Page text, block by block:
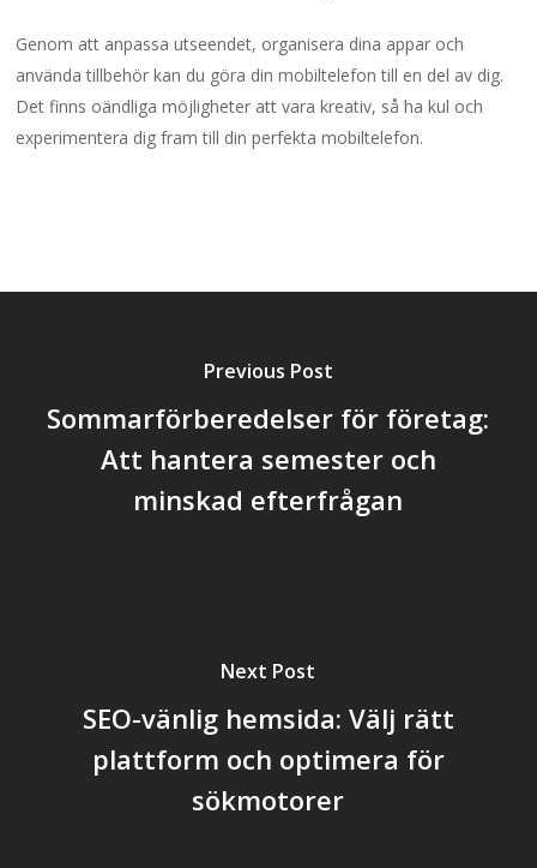
Genom att anpassa utseendet, organisera dina appar och
använda tillbehör kan du göra din mobiltelefon till en del av dig.
Det finns oändliga möjligheter att vara kreativ, så ha kul och
experimentera dig fram till din perfekta mobiltelefon.
Previous Post
Sommarförberedelser för företag:
Att hantera semester och
minskad efterfrågan
Next Post
SEO-vänlig hemsida: Välj rätt
plattform och optimera för
sökmotorer